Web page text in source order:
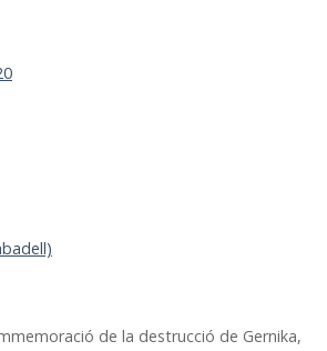
de la destrucció de Gernika,